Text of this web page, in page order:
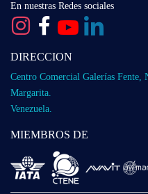
En nuestras Redes sociales
DIRECCION
Centro Comercial Galerías Fente,
Margarita.
Venezuela.
MIEMBROS DE